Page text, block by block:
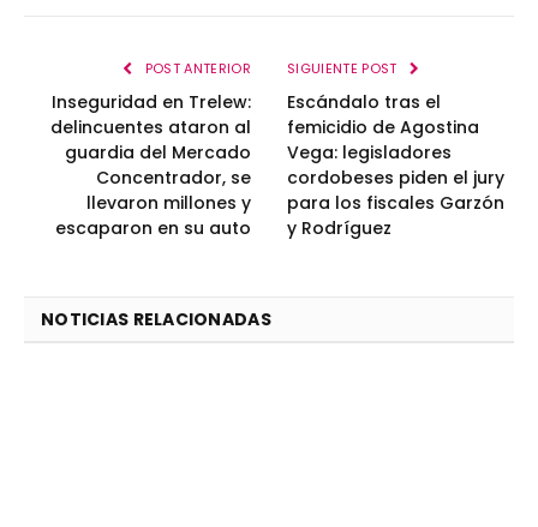
POST ANTERIOR
Inseguridad en Trelew:
delincuentes ataron al
guardia del Mercado
Concentrador, se
llevaron millones y
escaparon en su auto
SIGUIENTE POST
Escándalo tras el
femicidio de Agostina
Vega: legisladores
cordobeses piden el jury
para los fiscales Garzón
y Rodríguez
NOTICIAS RELACIONADAS